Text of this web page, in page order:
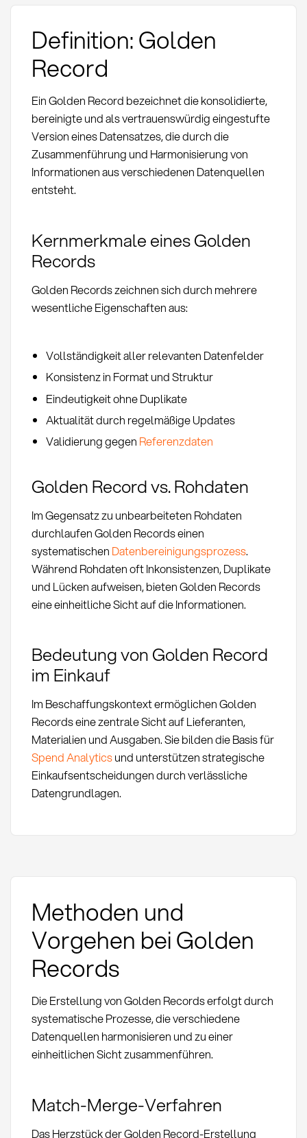
Definition: Golden
Record
Ein Golden Record bezeichnet die konsolidierte,
bereinigte und als vertrauenswürdig eingestufte
Version eines Datensatzes, die durch die
Zusammenführung und Harmonisierung von
Informationen aus verschiedenen Datenquellen
entsteht.
Kernmerkmale eines Golden
Records
Golden Records zeichnen sich durch mehrere
wesentliche Eigenschaften aus:
Vollständigkeit aller relevanten Datenfelder
Konsistenz in Format und Struktur
Eindeutigkeit ohne Duplikate
Aktualität durch regelmäßige Updates
Validierung gegen Referenzdaten
Golden Record vs. Rohdaten
Im Gegensatz zu unbearbeiteten Rohdaten
durchlaufen Golden Records einen
systematischen Datenbereinigungsprozess.
Während Rohdaten oft Inkonsistenzen, Duplikate
und Lücken aufweisen, bieten Golden Records
eine einheitliche Sicht auf die Informationen.
Bedeutung von Golden Record
im Einkauf
Im Beschaffungskontext ermöglichen Golden
Records eine zentrale Sicht auf Lieferanten,
Materialien und Ausgaben. Sie bilden die Basis für
Spend Analyticsund unterstützen strategische
Einkaufsentscheidungen durch verlässliche
Datengrundlagen.
Methoden und
Vorgehen bei Golden
Records
Die Erstellung von Golden Records erfolgt durch
systematische Prozesse, die verschiedene
Datenquellen harmonisieren und zu einer
einheitlichen Sicht zusammenführen.
Match-Merge-Verfahren
Das Herzstück der Golden Record-Erstellung